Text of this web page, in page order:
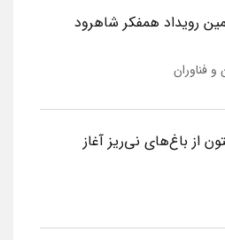
رویداد همفکر شاهرود
و فناوران
از باغ‌های نی‌ریز آغاز